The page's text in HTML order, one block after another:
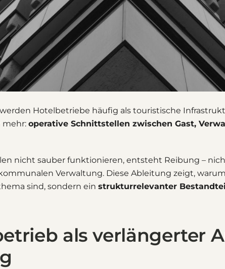
Hotelbetriebe häufig als touristische
mehr: operative Schnittstellen zwischen Gast,
nicht sauber funktionieren, entsteht Reibung –
Verwaltung. Diese Ableitung zeigt,
sind, sondern ein strukturrelevanter
als verlängerter